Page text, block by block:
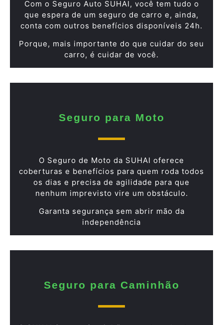
Com o Seguro Auto SUHAI, você tem tudo o
que espera de um seguro de carro e, ainda,
conta com outros benefícios disponíveis 24h.
Porque, mais importante do que cuidar do seu
carro, é cuidar de você.
Seguro para Moto
O Seguro de Moto da SUHAI oferece
coberturas e benefícios para quem roda todos
os dias e precisa de agilidade para que
nenhum imprevisto vire um obstáculo.
Garanta segurança sem abrir mão da
independência
Seguro para Caminhão